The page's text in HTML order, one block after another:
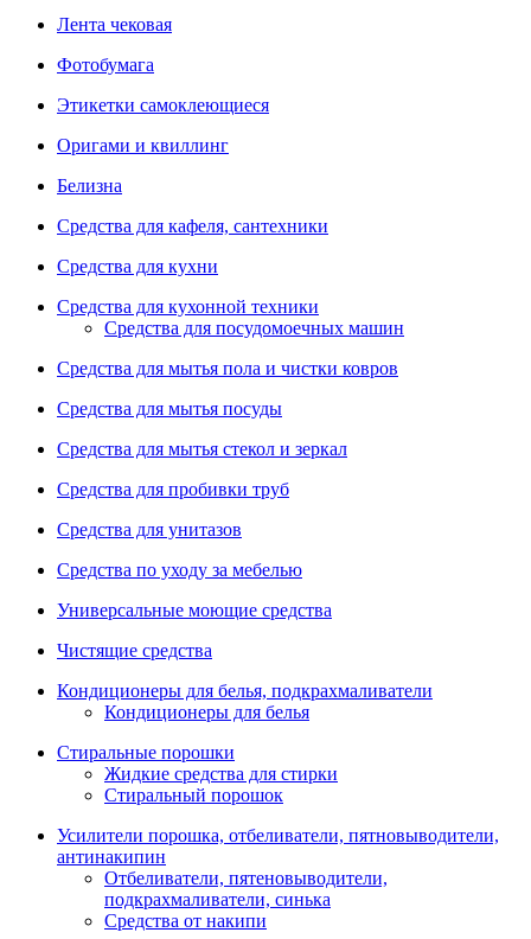
Лента чековая
Фотобумага
Этикетки самоклеющиеся
Оригами и квиллинг
Белизна
Средства для кафеля, сантехники
Средства для кухни
Средства для кухонной техники
Средства для посудомоечных машин
Средства для мытья пола и чистки ковров
Средства для мытья посуды
Средства для мытья стекол и зеркал
Средства для пробивки труб
Средства для унитазов
Средства по уходу за мебелью
Универсальные моющие средства
Чистящие средства
Кондиционеры для белья, подкрахмаливатели
Кондиционеры для белья
Стиральные порошки
Жидкие средства для стирки
Стиральный порошок
Усилители порошка, отбеливатели, пятновыводители,
антинакипин
Отбеливатели, пятеновыводители,
подкрахмаливатели, синька
Средства от накипи